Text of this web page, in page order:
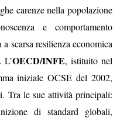
carenze nella popolazione
e comportamento
scarsa resilienza economica
L’OECD/INFE, istituito nel
iniziale OCSE del 2002,
Tra le sue attività principali:
di standard globali,